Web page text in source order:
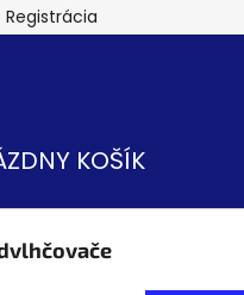
Registrácia
KOŠÍK